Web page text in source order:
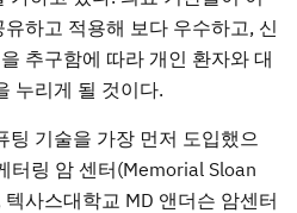
하고 적용해 보다 우수하고, 신
추구함에 따라 개인 환자와 대
누리게 될 것이다.
팅 기술을 가장 먼저 도입했으
터링 암 센터(Memorial Sloan
사스대학교 MD 앤더슨 암센터